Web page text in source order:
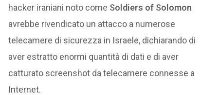
hacker iraniani noto come Soldiers of Solomon
avrebbe rivendicato un attacco a numerose
telecamere di sicurezza in Israele, dichiarando di
aver estratto enormi quantità di dati e di aver
catturato screenshot da telecamere connesse a
Internet.